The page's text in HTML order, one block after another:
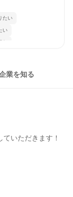
たい
い
業を知る
いただきます！